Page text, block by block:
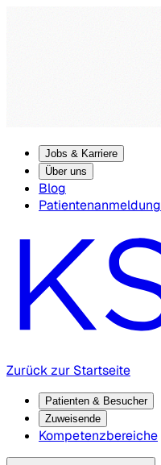
Jobs & Karriere
Über uns
Blog
Patientenanmeldung
Zurück zur Startseite
Patienten & Besucher
Zuweisende
Kompetenzbereiche